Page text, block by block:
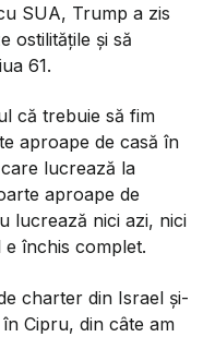
SUA, Trump a zis
ostilitățile și să
61.
că trebuie să fim
aproape de casă în
lucrează la
aproape de
lucrează nici azi, nici
închis complet.
charter din Israel și-
Cipru, din câte am